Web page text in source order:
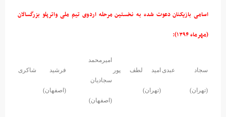
اسامی بازیکنان دعوت شده به نخستین مرحله اردوی تیم ملی واترپلو بزرگسالان
(مهرماه ۱۳۹۴):
سجاد عبدی
(تهران)
امید لطف پور
(تهران)
امیرمحمد
سجادیان
(اصفهان)
فرشید شاکری
(اصفهان)